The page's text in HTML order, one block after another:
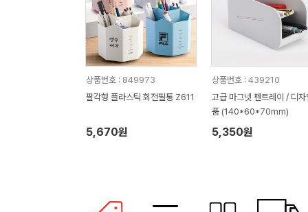
상품번호 : 849973
팔각형 플라스틱 회전필통 Z611
5,670원
상품번호 : 439210
고급 마그넷 펜트레이 / 디자
품 (140*60*70mm)
5,350원